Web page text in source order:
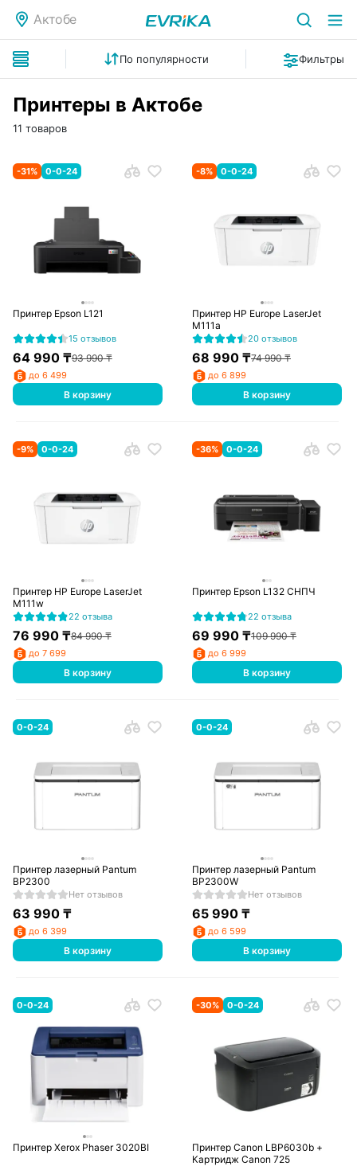
Актобе
По популярности Фильтры
Принтеры в Актобе
11 товаров
-31% 0-0-24
Принтер Epson L121
15 отзывов
64 990₸93 990₸
до 6 499
В корзину
-8% 0-0-24
Принтер HP Europe LaserJet
M111a
20 отзывов
68 990 ₸74 990₸
до 6 899
В корзину
-9% 0-0-24
Принтер HP Europe LaserJet
M111w
22 отзыва
76 990₸84 990₸
до 7 699
В корзину
-36% 0-0-24
Принтер Epson L132 СНПЧ
22 отзыва
69 990 ₸109 990₸
до 6 999
В корзину
0-0-24
Принтер лазерный Pantum
BP2300
Нет отзывов
63 990₸
до 6 399
В корзину
0-0-24
Принтер лазерный Pantum
BP2300W
Нет отзывов
65 990 ₸
до 6 599
В корзину
0-0-24
Принтер Xerox Phaser 3020BI
-30% 0-0-24
Принтер Canon LBP6030b +
Картридж Canon 725